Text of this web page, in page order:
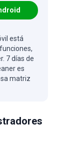
está
7 días de
es
matriz